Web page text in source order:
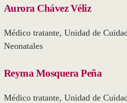
Aurora Chávez Véliz
Médico tratante, Unidad de
Neonatales
Reyma Mosquera Peña
Médico tratante, Unidad de